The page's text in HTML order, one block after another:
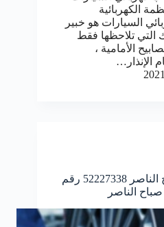
الكهربائية
السيارات هو خبير
التي تلاحظها فقط
الأمامية ،
الإنذار…
خدمة كهرباء السيارات صباح الناصر 52227338 رقم
الناصر